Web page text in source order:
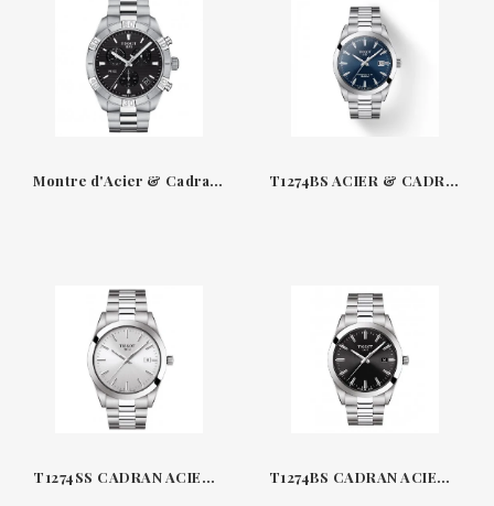
Montre d'Acier & Cadran Noir 44 MM Quartz Chrono Sport Gent PR 100 Tissot T1016BS T1274BS ACIER & CADRAN BLEU 40 MM AUTOMATIQUE GENTLEMAN TISSOT
T1274SS CADRAN ACIER & ARGENT 40 MM QUARTZ GENTLEMAN TISSOT T1274BS CADRAN ACIER ET ARGENT 40 MM QUARTZ GENTLEMAN TISSOT